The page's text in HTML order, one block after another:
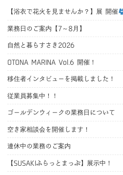
【浴衣で花火を見ませんか？】展 開催
業務日のご案内【7～8月】
自然と暮らすさき2026
OTONA MARINA Vol.6 開催！
移住者インタビューを掲載しました！
従業員募集中！！
ゴールデンウィークの業務日について
空き家相談会を開催します！
連休中の業務のご案内
【SUSAKIふらっとまっぷ】展示中！